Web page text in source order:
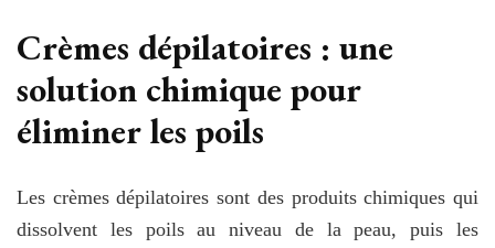
Crèmes dépilatoires : une
solution chimique pour
éliminer les poils
Les crèmes dépilatoires sont des produits chimiques qui
dissolvent les poils au niveau de la peau, puis les